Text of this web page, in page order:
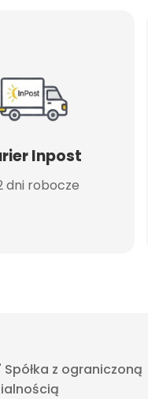
Inpost
dni robocze
Spółka z ograniczoną